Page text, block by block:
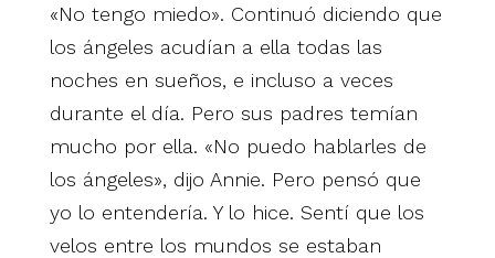
«No tengo miedo». Continuó diciendo que
los ángeles acudían a ella todas las
noches en sueños, e incluso a veces
durante el día. Pero sus padres temían
mucho por ella. «No puedo hablarles de
los ángeles», dijo Annie. Pero pensó que
yo lo entendería. Y lo hice. Sentí que los
velos entre los mundos se estaban